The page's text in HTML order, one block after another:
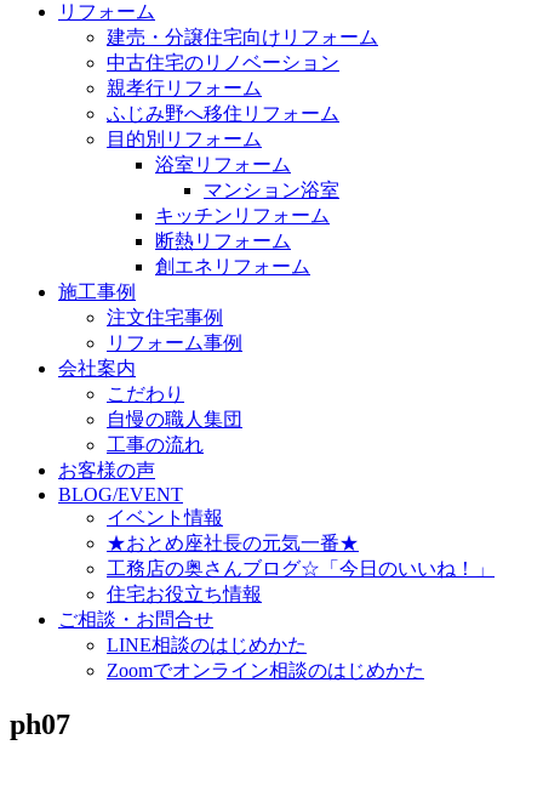
リフォーム
建売・分譲住宅向けリフォーム
中古住宅のリノベーション
親孝行リフォーム
ふじみ野へ移住リフォーム
目的別リフォーム
浴室リフォーム
マンション浴室
キッチンリフォーム
断熱リフォーム
創エネリフォーム
施工事例
注文住宅事例
リフォーム事例
会社案内
こだわり
自慢の職人集団
工事の流れ
お客様の声
BLOG/EVENT
イベント情報
★おとめ座社長の元気一番★
工務店の奥さんブログ☆「今日のいいね！」
住宅お役立ち情報
ご相談・お問合せ
LINE相談のはじめかた
Zoomでオンライン相談のはじめかた
ph07